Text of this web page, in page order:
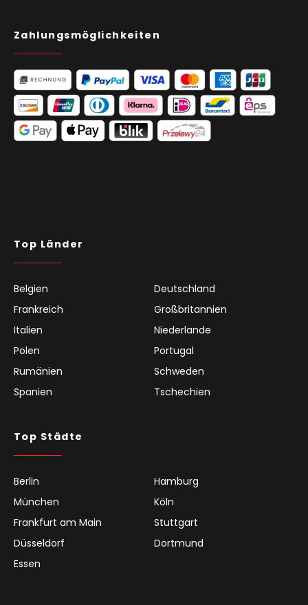
Zahlungsmöglichkeiten
Top Länder
Belgien
Deutschland
Frankreich
Großbritannien
Italien
Niederlande
Polen
Portugal
Rumänien
Schweden
Spanien
Tschechien
Top Städte
Berlin
Hamburg
München
Köln
Frankfurt am Main
Stuttgart
Düsseldorf
Dortmund
Essen